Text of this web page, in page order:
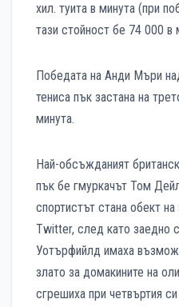
хил. туита в минута (при
тази стойност бе 74 000 в
Победата на Анди Мъри
тениса пък застана на
минута.
Най-обсъжданият
пък бе гмуркачът Том
спортистът стана обект
Twitter, след като заедно
Уотърфийлд имаха
злато за домакините на
сгрешиха при четвъртия